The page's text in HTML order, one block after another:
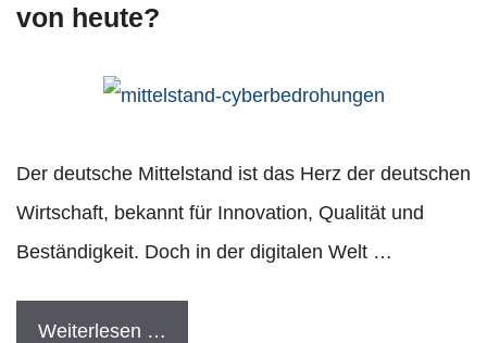
von heute?
Der deutsche Mittelstand ist das Herz der deutschen
Wirtschaft, bekannt für Innovation, Qualität und
Beständigkeit. Doch in der digitalen Welt …
Weiterlesen …